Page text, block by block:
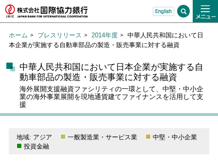
ホーム プレスリリース 2014年度
中華人民共和国において日
本企業が実施する自動車部品の製造・販売事業に対する融資
中華人民共和国において日本企業が実施する自
動車部品の製造・販売事業に対する融資
海外展開支援融資ファシリティの一環として、中堅・中小企
業の海外事業展開を現地通貨建てファイナンスを活用して支
援
地域: アジア 一般製造業・サービス業
中堅・中小企業
投資金融